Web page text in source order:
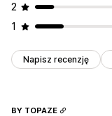
2
1
Napisz recenzję
BY TOPAZE